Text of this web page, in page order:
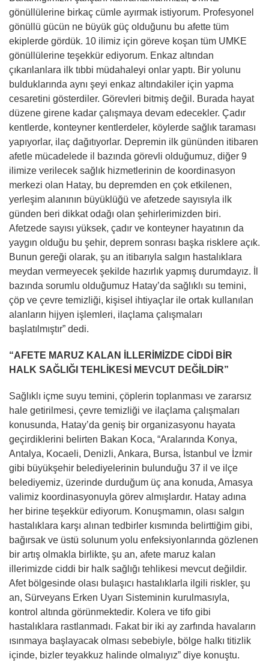
gönüllülerine birkaç cümle ayırmak istiyorum. Profesyonel
gönüllü gücün ne büyük güç olduğunu bu afette tüm
ekiplerde gördük. 10 ilimiz için göreve koşan tüm UMKE
gönüllülerine teşekkür ediyorum. Enkaz altından
çıkarılanlara ilk tıbbi müdahaleyi onlar yaptı. Bir yolunu
bulduklarında aynı şeyi enkaz altındakiler için yapma
cesaretini gösterdiler. Görevleri bitmiş değil. Burada hayat
düzene girene kadar çalışmaya devam edecekler. Çadır
kentlerde, konteyner kentlerdeler, köylerde sağlık taraması
yapıyorlar, ilaç dağıtıyorlar. Depremin ilk gününden itibaren
afetle mücadelede il bazında görevli olduğumuz, diğer 9
ilimize verilecek sağlık hizmetlerinin de koordinasyon
merkezi olan Hatay, bu depremden en çok etkilenen,
yerleşim alanının büyüklüğü ve afetzede sayısıyla ilk
günden beri dikkat odağı olan şehirlerimizden biri.
Afetzede sayısı yüksek, çadır ve konteyner hayatının da
yaygın olduğu bu şehir, deprem sonrası başka risklere açık.
Bunun gereği olarak, şu an itibarıyla salgın hastalıklara
meydan vermeyecek şekilde hazırlık yapmış durumdayız. İl
bazında sorumlu olduğumuz Hatay’da sağlıklı su temini,
çöp ve çevre temizliği, kişisel ihtiyaçlar ile ortak kullanılan
alanların hijyen işlemleri, ilaçlama çalışmaları
başlatılmıştır” dedi.
“AFETE MARUZ KALAN İLLERİMİZDE CİDDİ BİR
HALK SAĞLIĞI TEHLİKESİ MEVCUT DEĞİLDİR”
Sağlıklı içme suyu temini, çöplerin toplanması ve zararsız
hale getirilmesi, çevre temizliği ve ilaçlama çalışmaları
konusunda, Hatay’da geniş bir organizasyonu hayata
geçirdiklerini belirten Bakan Koca, “Aralarında Konya,
Antalya, Kocaeli, Denizli, Ankara, Bursa, İstanbul ve İzmir
gibi büyükşehir belediyelerinin bulunduğu 37 il ve ilçe
belediyemiz, üzerinde durduğum üç ana konuda, Amasya
valimiz koordinasyonuyla görev almışlardır. Hatay adına
her birine teşekkür ediyorum. Konuşmamın, olası salgın
hastalıklara karşı alınan tedbirler kısmında belirttiğim gibi,
bağırsak ve üstü solunum yolu enfeksiyonlarında gözlenen
bir artış olmakla birlikte, şu an, afete maruz kalan
illerimizde ciddi bir halk sağlığı tehlikesi mevcut değildir.
Afet bölgesinde olası bulaşıcı hastalıklarla ilgili riskler, şu
an, Sürveyans Erken Uyarı Sisteminin kurulmasıyla,
kontrol altında görünmektedir. Kolera ve tifo gibi
hastalıklara rastlanmadı. Fakat bir iki ay zarfında havaların
ısınmaya başlayacak olması sebebiyle, bölge halkı titizlik
içinde, bizler teyakkuz halinde olmalıyız” diye konuştu.